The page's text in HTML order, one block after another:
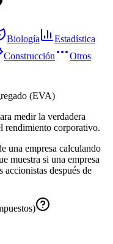
Biología
Estadística
Construcción Otros
(EVA)
medir la verdadera
rendimiento corporativo.
una empresa calculando
muestra si una empresa
accionistas después de